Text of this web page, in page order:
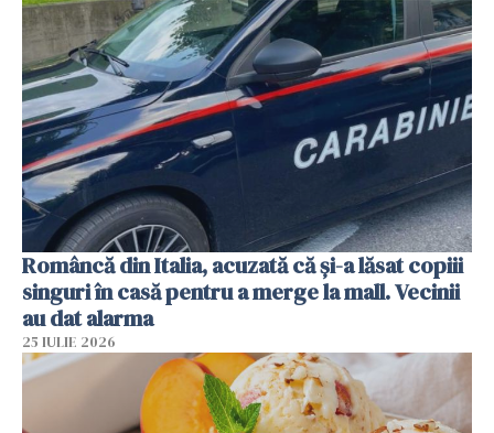
Româncă din Italia, acuzată că și-a lăsat copiii
singuri în casă pentru a merge la mall. Vecinii
au dat alarma
25 IULIE 2026